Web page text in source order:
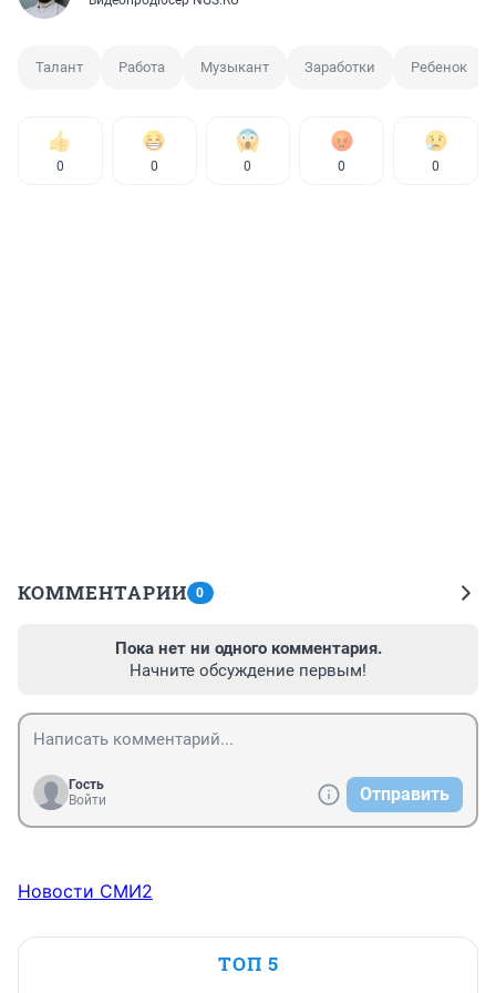
Талант Работа Музыкант Заработки Ребенок
0 0 0 0 0
КОММЕНТАРИИ 0
Пока нет ни одного комментария.
Начните обсуждение первым!
Гость
Войти
Отправить
Новости СМИ2
ТОП 5